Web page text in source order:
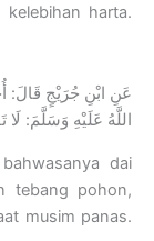
harta.
عَنِ ابْنِ جُرَيْجٍ قَالَ:
اللَّهُ عَلَيْهِ وَسَلَّمَ:
dai
tebang pohon,
musim panas.